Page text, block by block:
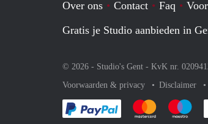
Over ons Contact Faq
Gratis je Studio aanbieden in
© 2026 - Studio's Gent - KvK nr.
Voorwaarden & privacy
Disclaimer
Je rekent gemakkelijk af
Je rekent Je